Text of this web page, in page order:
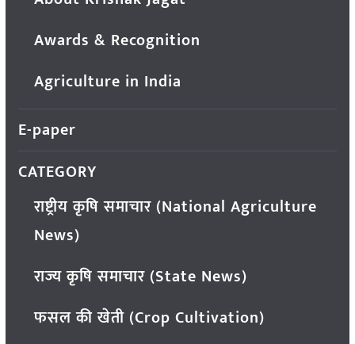
Awards & Recognition
Agriculture in India
E-paper
CATEGORY
राष्ट्रीय कृषि समाचार (National Agriculture
News)
राज्य कृषि समाचार (State News)
फसल की खेती (Crop Cultivation)